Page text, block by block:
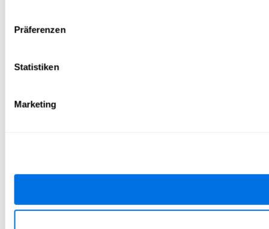
Präferenzen
Statistiken
Marketing